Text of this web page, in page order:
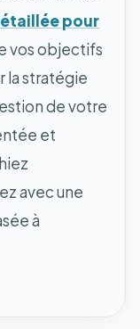
pour
vos objectifs
la stratégie
de votre
et
avec une
à